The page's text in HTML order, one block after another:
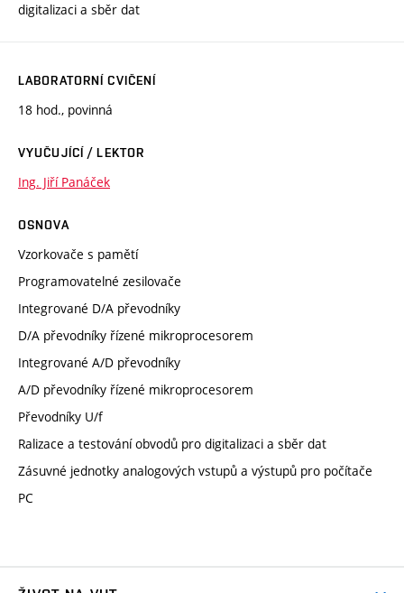
digitalizaci a sběr dat
LABORATORNÍ CVIČENÍ
18 hod., povinná
VYUČUJÍCÍ / LEKTOR
Ing. Jiří Panáček
OSNOVA
Vzorkovače s pamětí
Programovatelné zesilovače
Integrované D/A převodníky
D/A převodníky řízené mikroprocesorem
Integrované A/D převodníky
A/D převodníky řízené mikroprocesorem
Převodníky U/f
Ralizace a testování obvodů pro digitalizaci a sběr dat
Zásuvné jednotky analogových vstupů a výstupů pro počítače
PC